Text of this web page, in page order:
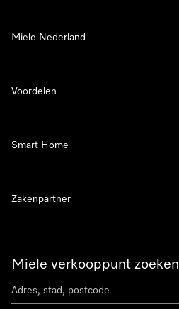
Miele verkooppunt zoeken
Miele Nederland
Voordelen
Smart Home
Zakenpartner